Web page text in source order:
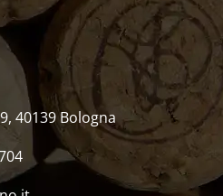
40139 Bologna